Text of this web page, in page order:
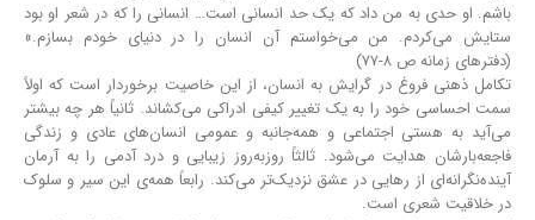
‌باشم. او حدی به من داد که یک حد انسانی است… انسانی را که در شعر او بود
ستایش می‌کردم. من می‌خواستم آن انسان را در دنیای خودم بسازم.»
(دفترهای زمانه ص ۸-۷۷)
تکامل ذهنی فروغ در گرایش به انسان، از این خاصیت برخوردار است که اولاً
سمت احساسی خود را به یک تغییر کیفی ادراکی می‌کشاند. ثانیاً هر چه بیشتر
می‌آید به هستی اجتماعی و همه‌جانبه و عمومی انسان‌های عادی و زندگی
فاجعه‌بارشان هدایت می‌شود. ثالثاً روز‌به‌روز زیبایی و درد آدمی را به آرمان
آینده‌نگرانه‌ای از رهایی در عشق نزدیک‌تر می‌کند. رابعاً همه‌ی این سیر و سلوک
در خلاقیت شعری است.